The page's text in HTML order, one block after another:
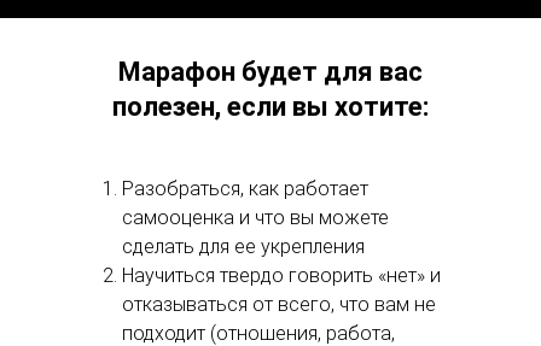
Хочу участвовать бесплатно
Марафон будет для вас
полезен, если вы хотите:
Разобраться, как работает
самооценка и что вы можете
сделать для ее укрепления
Научиться твердо говорить «нет» и
отказываться от всего, что вам не
подходит (отношения, работа,